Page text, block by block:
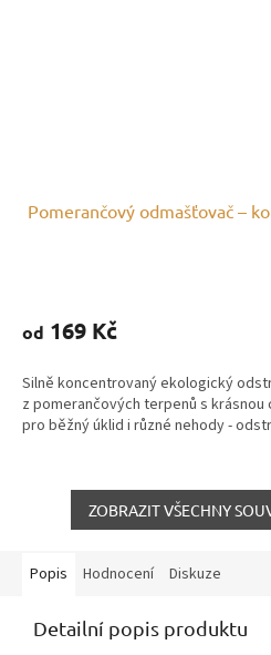
Pomerančový odmašťovač –
od 169 Kč
Silně koncentrovaný ekologický
z pomerančových terpenů s krásnou
pro běžný úklid i různé nehody -
ZOBRAZIT VŠECHNY
Popis Hodnocení Diskuze
Detailní popis produktu